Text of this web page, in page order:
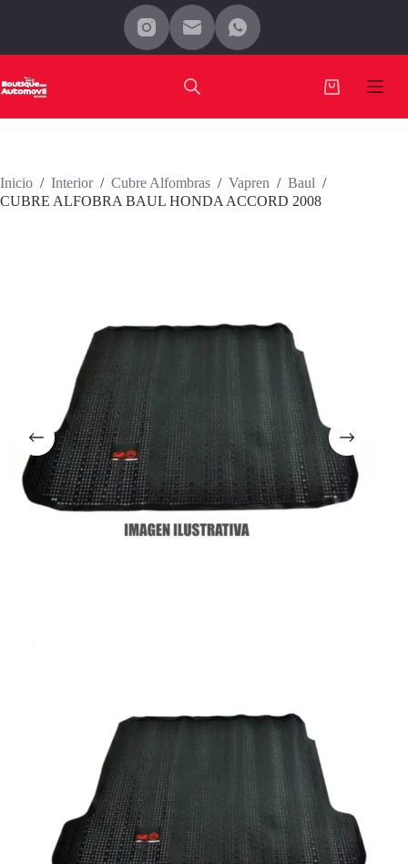
Carro
Inicio / Interior / Cubre Alfombras / Vapren / Baul /
CUBRE ALFOBRA BAUL HONDA ACCORD 2008